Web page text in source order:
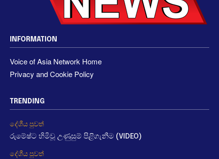
INFORMATION
Voice of Asia Network Home
Privacy and Cookie Policy
TRENDING
දේශීය පුවත්
රුමේෂ්ට හිමිවූ උණුසුම් පිළිගැනීම (VIDEO)
දේශීය පුවත්